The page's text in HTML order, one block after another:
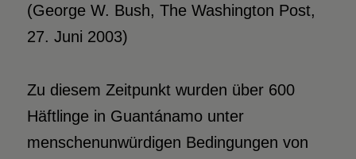
(George W. Bush, The Washington Post,
27. Juni 2003)
Zu diesem Zeitpunkt wurden über 600
Häftlinge in Guantánamo unter
menschenunwürdigen Bedingungen von